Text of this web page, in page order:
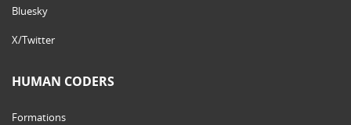
Bluesky
X/Twitter
HUMAN CODERS
Formations